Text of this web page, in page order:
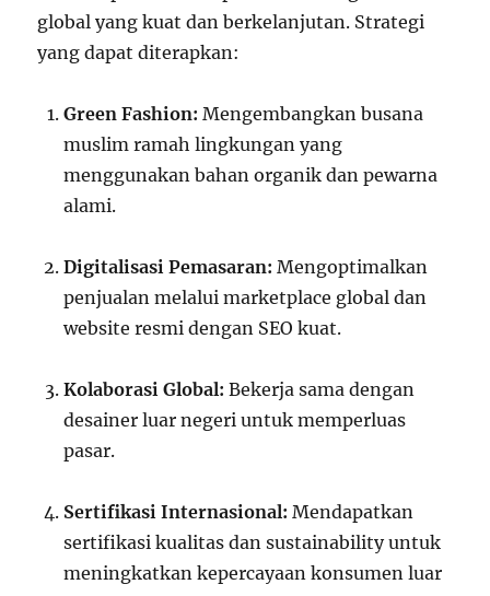
global yang kuat dan berkelanjutan. Strategi
yang dapat diterapkan:
Green Fashion: Mengembangkan busana
muslim ramah lingkungan yang
menggunakan bahan organik dan pewarna
alami.
Digitalisasi Pemasaran: Mengoptimalkan
penjualan melalui marketplace global dan
website resmi dengan SEO kuat.
Kolaborasi Global: Bekerja sama dengan
desainer luar negeri untuk memperluas
pasar.
Sertifikasi Internasional: Mendapatkan
sertifikasi kualitas dan sustainability untuk
meningkatkan kepercayaan konsumen luar